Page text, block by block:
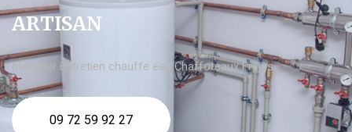
ARTISAN
plombier Entretien chauffe eau Chaffoteaux Fréjus
09 72 59 92 27